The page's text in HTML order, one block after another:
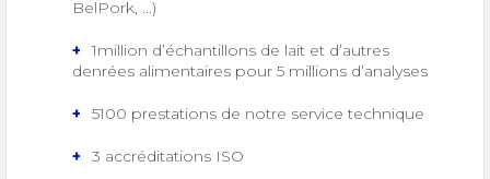
BelPork, ...)
1million d’échantillons de lait et d’autres
denrées alimentaires pour 5 millions d’analyses
5100 prestations de notre service technique
3 accréditations ISO